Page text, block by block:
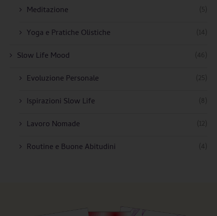
Meditazione
(5)
Yoga e Pratiche Olistiche
(14)
Slow Life Mood
(46)
Evoluzione Personale
(25)
Ispirazioni Slow Life
(8)
Lavoro Nomade
(12)
Routine e Buone Abitudini
(4)